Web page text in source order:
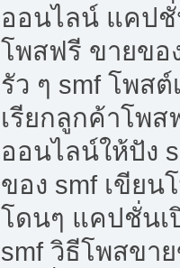
ออนไลน์ แคป
โพสฟรี ขายขอ
รัว ๆ smf โพส
เรียกลูกค้าโพส
ออนไลน์ให้ปัง
ของ smf เขียน
โดนๆ แคปชั่นเ
smf วิธีโพสขา